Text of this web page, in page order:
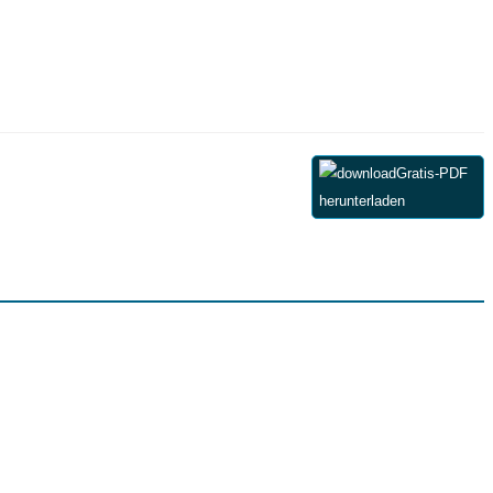
Gratis-PDF
herunterladen